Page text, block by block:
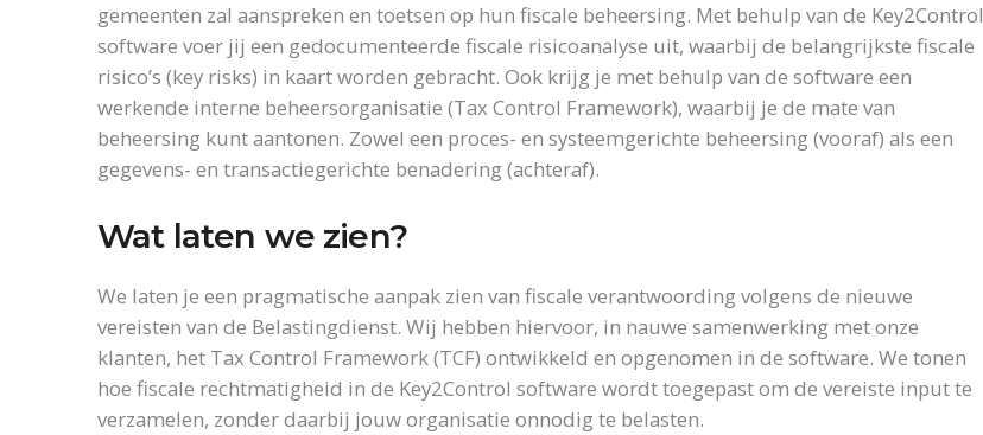
gemeenten zal aanspreken en toetsen op hun fiscale beheersing. Met behulp van de Key2Control
software voer jij een gedocumenteerde fiscale risicoanalyse uit, waarbij de belangrijkste fiscale
risico’s (key risks) in kaart worden gebracht. Ook krijg je met behulp van de software een
werkende interne beheersorganisatie (Tax Control Framework), waarbij je de mate van
beheersing kunt aantonen. Zowel een proces- en systeemgerichte beheersing (vooraf) als een
gegevens- en transactiegerichte benadering (achteraf).
Wat laten we zien?
We laten je een pragmatische aanpak zien van fiscale verantwoording volgens de nieuwe
vereisten van de Belastingdienst. Wij hebben hiervoor, in nauwe samenwerking met onze
klanten, het Tax Control Framework (TCF) ontwikkeld en opgenomen in de software. We tonen
hoe fiscale rechtmatigheid in de Key2Control software wordt toegepast om de vereiste input te
verzamelen, zonder daarbij jouw organisatie onnodig te belasten.